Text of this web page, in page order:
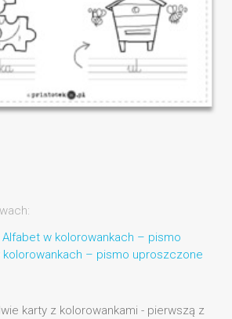
Alfabet w kolorowankach – pismo
kolorowankach – pismo uproszczone
karty z kolorowankami - pierwszą z